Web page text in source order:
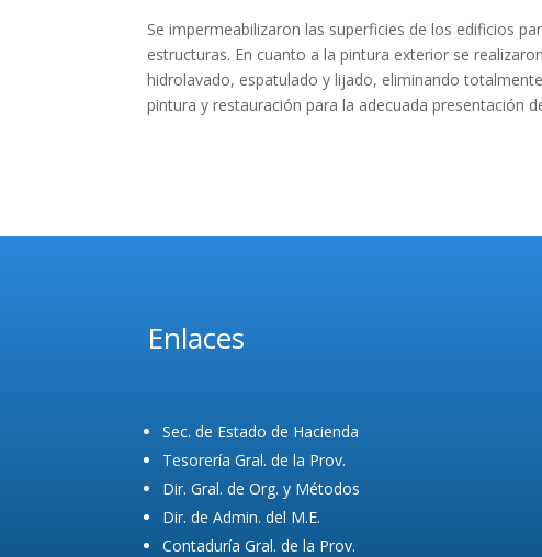
Se impermeabilizaron las superficies de los edificios
estructuras. En cuanto a la pintura exterior se
hidrolavado, espatulado y lijado, eliminando
pintura y restauración para la adecuada presentación
Enlaces
Sec. de Estado de Hacienda
Tesorería Gral. de la Prov.
Dir. Gral. de Org. y Métodos
Dir. de Admin. del M.E.
Contaduría Gral. de la Prov.